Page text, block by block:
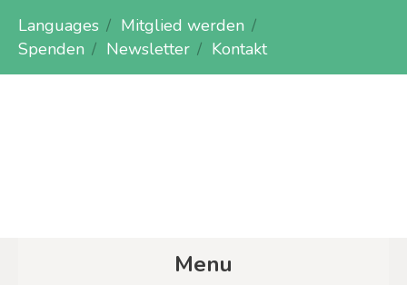
Languages
Mitglied werden
Spenden
Newsletter Kontakt
Menu